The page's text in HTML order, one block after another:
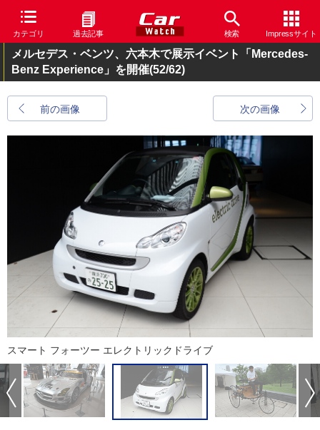
カテゴリ 過去記事 検索 Impressサイト
メルセデス・ベンツ、六本木で展示イベント「Mercedes-
Benz Experience」を開催(52/62)
前の画像 次の画像
スマート フォーツー エレクトリックドライブ